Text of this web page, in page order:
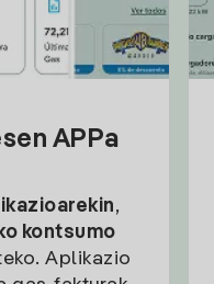
APPa
,
kontsumo
Aplikazio